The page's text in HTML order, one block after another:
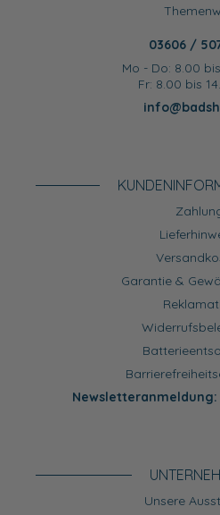
03606 /
Mo - Do: 8.00
Fr: 8.00 bis
Garantie &
Unsere